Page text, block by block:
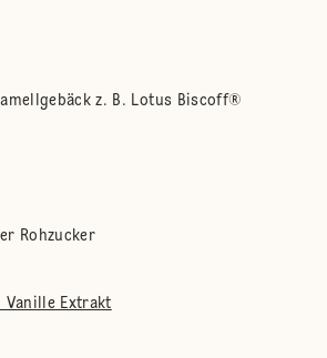
z. B. Lotus Biscoff®
Rohzucker
Vanille Extrakt